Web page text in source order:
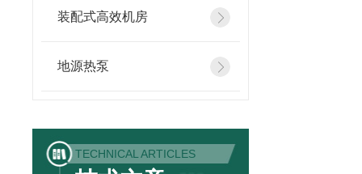
装配式高效机房
地源热泵
TECHNICAL ARTICLES